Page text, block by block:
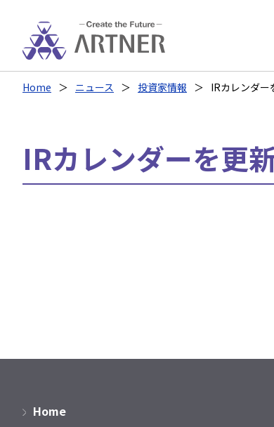
Home ニュース 投資家情報 IRカレンダー
IRカレンダーを更
Home